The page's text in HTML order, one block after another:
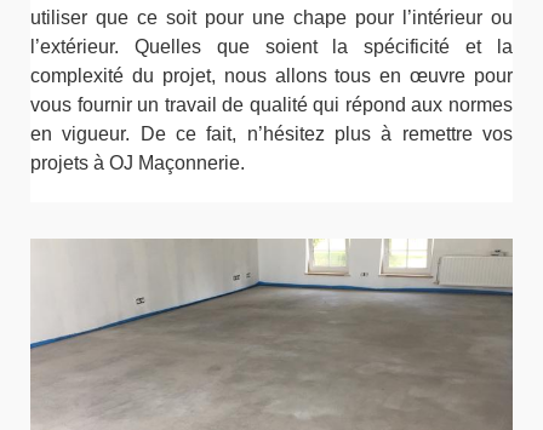
utiliser que ce soit pour une chape pour l’intérieur ou
l’extérieur. Quelles que soient la spécificité et la
complexité du projet, nous allons tous en œuvre pour
vous fournir un travail de qualité qui répond aux normes
en vigueur. De ce fait, n’hésitez plus à remettre vos
projets à OJ Maçonnerie.